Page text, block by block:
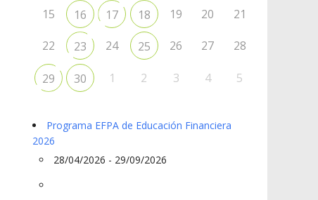
15 16 17 18 19 20 21
22 23 24 25 26 27 28
29 30 1 2 3 4 5
Programa EFPA de Educación Financiera
2026
28/04/2026 - 29/09/2026